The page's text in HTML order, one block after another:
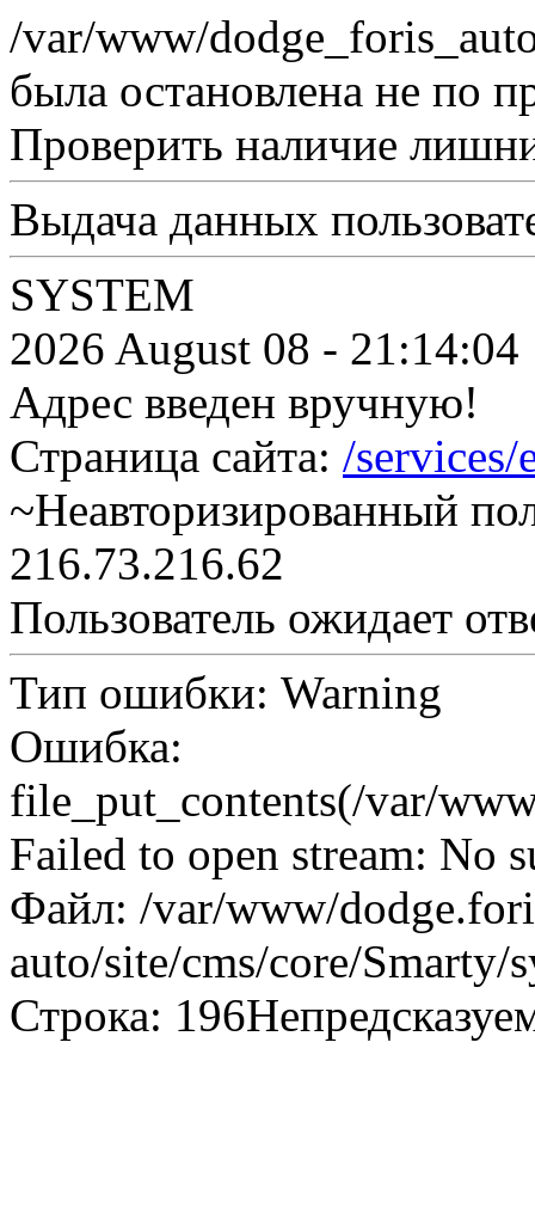
/var/www/
была остановлена не по
Проверить наличие
Выдача данных
SYSTEM
2026 August 08 - 21:14:04
Адрес введен вручную!
Страница сайта: /services/
~Неавторизированный
216.73.216.62
Пользователь ожидает
Тип ошибки: Warning
Ошибка:
file_put_contents(/var/
Failed to open stream: No
Файл: /var/www/
auto/site/cms/core/
Строка: